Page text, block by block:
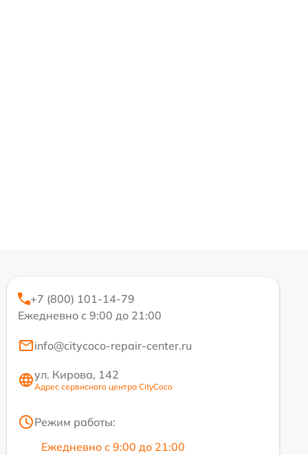
+7 (800) 101-14-79
Ежедневно с 9:00 до 21:00
info@citycoco-repair-center.ru
ул. Кирова, 142
Адрес сервисного центра CityCoco
Режим работы:
Ежедневно с 9:00 до 21:00